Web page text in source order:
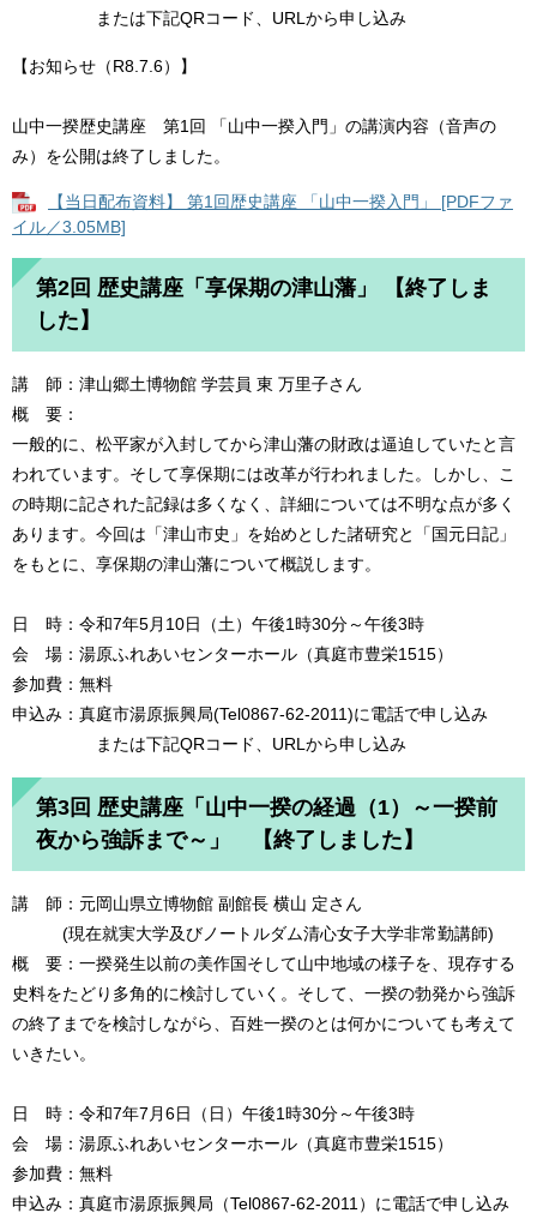
または下記QRコード、URLから申し込み
【お知らせ（R8.7.6）】
山中一揆歴史講座 第1回 「山中一揆入門」の講演内容（音声の
み）を公開は終了しました。
【当日配布資料】 第1回歴史講座 「山中一揆入門」 [PDFファ
イル／3.05MB]
第2回 歴史講座「享保期の津山藩」 【終了しま
した】
講 師：津山郷土博物館 学芸員 東 万里子さん
概 要：
一般的に、松平家が入封してから津山藩の財政は逼迫していたと言
われています。そして享保期には改革が行われました。しかし、こ
の時期に記された記録は多くなく、詳細については不明な点が多く
あります。今回は「津山市史」を始めとした諸研究と「国元日記」
をもとに、享保期の津山藩について概説します。
日 時：令和7年5月10日（土）午後1時30分～午後3時
会 場：湯原ふれあいセンターホール（真庭市豊栄1515）
参加費：無料
申込み：真庭市湯原振興局(Tel0867-62-2011)に電話で申し込み
または下記QRコード、URLから申し込み
第3回 歴史講座「山中一揆の経過（1）～一揆前
夜から強訴まで～」 【終了しました】
講 師：元岡山県立博物館 副館長 横山 定さん
(現在就実大学及びノートルダム清心女子大学非常勤講師)
概 要：一揆発生以前の美作国そして山中地域の様子を、現存する
史料をたどり多角的に検討していく。そして、一揆の勃発から強訴
の終了までを検討しながら、百姓一揆のとは何かについても考えて
いきたい。
日 時：令和7年7月6日（日）午後1時30分～午後3時
会 場：湯原ふれあいセンターホール（真庭市豊栄1515）
参加費：無料
申込み：真庭市湯原振興局（Tel0867-62-2011）に電話で申し込み